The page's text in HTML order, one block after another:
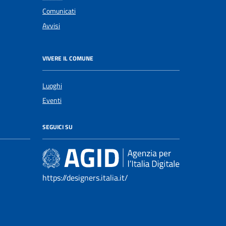
Comunicati
Avvisi
VIVERE IL COMUNE
Luoghi
Eventi
SEGUICI SU
https://designers.italia.it/